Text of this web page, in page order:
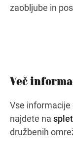
zaobljube in
Več
Vse informacije
najdete na
družbenih